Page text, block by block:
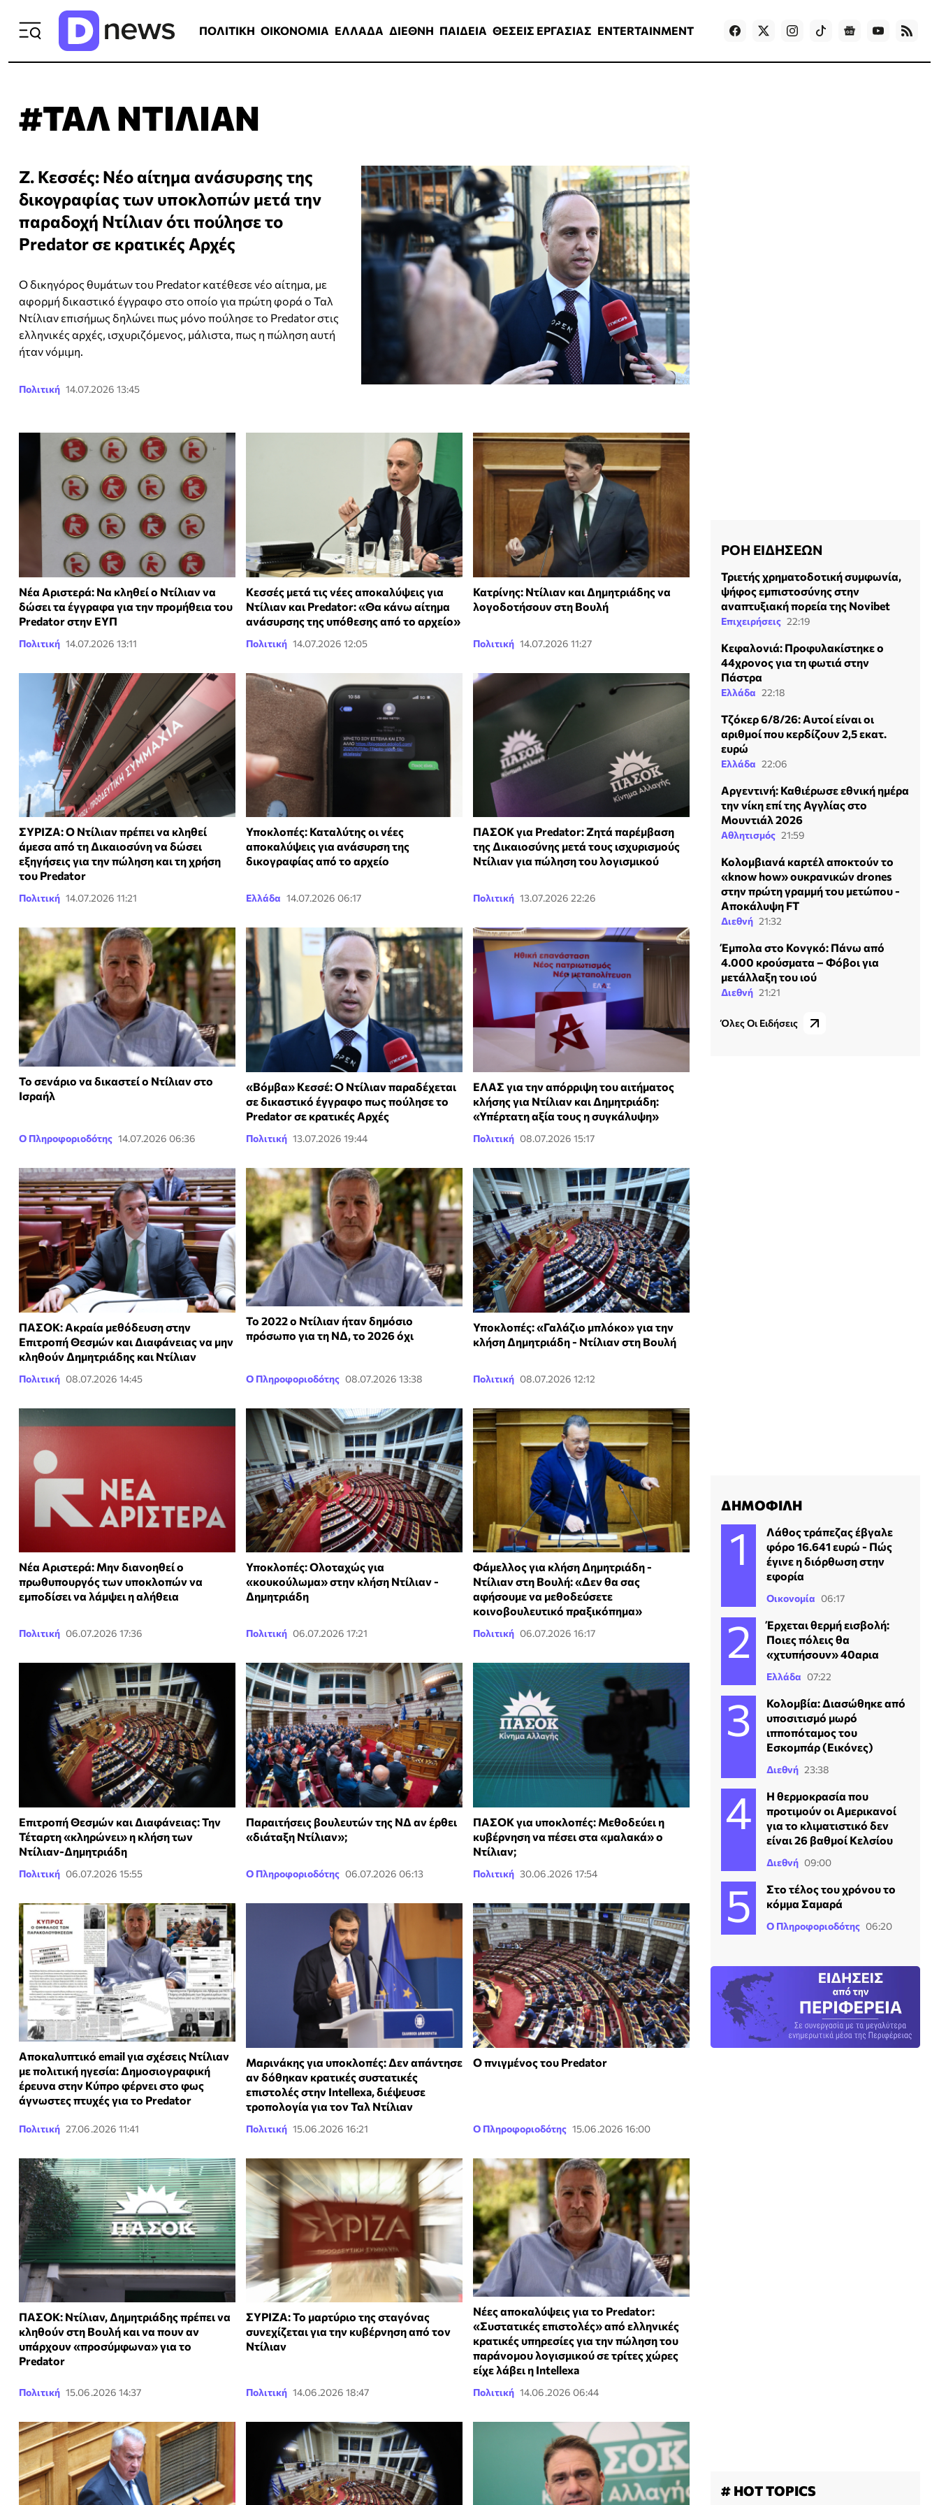
ΠΟΛΙΤΙΚΗ ΟΙΚΟΝΟΜΙΑ ΕΛΛΑΔΑ ΔΙΕΘΝΗ ΠΑΙΔΕΙΑ ΘΕΣΕΙΣ ΕΡΓΑΣΙΑΣ ENTERTAINMENT Games
#ΤΑΛ ΝΤΙΛΙΑΝ
Z. Κεσσές: Νέο αίτημα ανάσυρσης της
δικογραφίας των υποκλοπών μετά την
παραδοχή Ντίλιαν ότι πούλησε το
Predator σε κρατικές Αρχές
Ο δικηγόρος θυμάτων του Predator κατέθεσε νέο αίτημα, με
αφορμή δικαστικό έγγραφο στο οποίο για πρώτη φορά ο Ταλ
Ντίλιαν επισήμως δηλώνει πως μόνο πούλησε το Predator στις
ελληνικές αρχές, ισχυριζόμενος, μάλιστα, πως η πώληση αυτή
ήταν νόμιμη.
Πολιτική 14.07.2026 13:45
Νέα Αριστερά: Να κληθεί ο Ντίλιαν να
δώσει τα έγγραφα για την προμήθεια του
Predator στην ΕΥΠ
Πολιτική 14.07.2026 13:11
Κεσσές μετά τις νέες αποκαλύψεις για
Ντίλιαν και Predator: «Θα κάνω αίτημα
ανάσυρσης της υπόθεσης από το αρχείο»
Πολιτική 14.07.2026 12:05
Κατρίνης: Ντίλιαν και Δημητριάδης να
λογοδοτήσουν στη Βουλή
Πολιτική 14.07.2026 11:27
ΣΥΡΙΖΑ: Ο Ντίλιαν πρέπει να κληθεί
άμεσα από τη Δικαιοσύνη να δώσει
εξηγήσεις για την πώληση και τη χρήση
του Predator
Πολιτική 14.07.2026 11:21
Υποκλοπές: Καταλύτης οι νέες
αποκαλύψεις για ανάσυρση της
δικογραφίας από το αρχείο
Ελλάδα 14.07.2026 06:17
ΠΑΣΟΚ για Predator: Ζητά παρέμβαση
της Δικαιοσύνης μετά τους ισχυρισμούς
Ντίλιαν για πώληση του λογισμικού
Πολιτική 13.07.2026 22:26
Το σενάριο να δικαστεί ο Ντίλιαν στο
Ισραήλ
Ο Πληροφοριοδότης 14.07.2026 06:36
«Βόμβα» Κεσσέ: Ο Ντίλιαν παραδέχεται
σε δικαστικό έγγραφο πως πούλησε το
Predator σε κρατικές Αρχές
Πολιτική 13.07.2026 19:44
ΕΛΑΣ για την απόρριψη του αιτήματος
κλήσης για Ντίλιαν και Δημητριάδη:
«Υπέρτατη αξία τους η συγκάλυψη»
Πολιτική 08.07.2026 15:17
ΠΑΣΟΚ: Ακραία μεθόδευση στην
Επιτροπή Θεσμών και Διαφάνειας να μην
κληθούν Δημητριάδης και Ντίλιαν
Πολιτική 08.07.2026 14:45
Το 2022 ο Ντίλιαν ήταν δημόσιο
πρόσωπο για τη ΝΔ, το 2026 όχι
Ο Πληροφοριοδότης 08.07.2026 13:38
Υποκλοπές: «Γαλάζιο μπλόκο» για την
κλήση Δημητριάδη - Ντίλιαν στη Βουλή
Πολιτική 08.07.2026 12:12
Nέα Αριστερά: Μην διανοηθεί ο
πρωθυπουργός των υποκλοπών να
εμποδίσει να λάμψει η αλήθεια
Πολιτική 06.07.2026 17:36
Υποκλοπές: Ολοταχώς για
«κουκούλωμα» στην κλήση Ντίλιαν -
Δημητριάδη
Πολιτική 06.07.2026 17:21
Φάμελλος για κλήση Δημητριάδη -
Ντίλιαν στη Βουλή: «Δεν θα σας
αφήσουμε να μεθοδεύσετε
κοινοβουλευτικό πραξικόπημα»
Πολιτική 06.07.2026 16:17
Επιτροπή Θεσμών και Διαφάνειας: Την
Τέταρτη «κληρώνει» η κλήση των
Ντίλιαν-Δημητριάδη
Πολιτική 06.07.2026 15:55
Παραιτήσεις βουλευτών της ΝΔ αν έρθει
«διάταξη Ντίλιαν»;
Ο Πληροφοριοδότης 06.07.2026 06:13
ΠΑΣΟΚ για υποκλοπές: Μεθοδεύει η
κυβέρνηση να πέσει στα «μαλακά» ο
Ντίλιαν;
Πολιτική 30.06.2026 17:54
Αποκαλυπτικό email για σχέσεις Ντίλιαν
με πολιτική ηγεσία: Δημοσιογραφική
έρευνα στην Κύπρο φέρνει στο φως
άγνωστες πτυχές για το Predator
Πολιτική 27.06.2026 11:41
Μαρινάκης για υποκλοπές: Δεν απάντησε
αν δόθηκαν κρατικές συστατικές
επιστολές στην Intellexa, διέψευσε
τροπολογία για τον Ταλ Ντίλιαν
Πολιτική 15.06.2026 16:21
Ο πνιγμένος του Predator
Ο Πληροφοριοδότης 15.06.2026 16:00
ΠΑΣΟΚ: Ντίλιαν, Δημητριάδης πρέπει να
κληθούν στη Βουλή και να πουν αν
υπάρχουν «προσύμφωνα» για το
Predator
Πολιτική 15.06.2026 14:37
ΣΥΡΙΖΑ: Το μαρτύριο της σταγόνας
συνεχίζεται για την κυβέρνηση από τον
Ντίλιαν
Πολιτική 14.06.2026 18:47
Νέες αποκαλύψεις για το Predator:
«Συστατικές επιστολές» από ελληνικές
κρατικές υπηρεσίες για την πώληση του
παράνομου λογισμικού σε τρίτες χώρες
είχε λάβει η Intellexa
Πολιτική 14.06.2026 06:44
ΡΟΗ ΕΙΔΗΣΕΩΝ
Τριετής χρηματοδοτική συμφωνία,
ψήφος εμπιστοσύνης στην
αναπτυξιακή πορεία της Novibet
Επιχειρήσεις 22:19
Κεφαλονιά: Προφυλακίστηκε ο
44χρονος για τη φωτιά στην
Πάστρα
Ελλάδα 22:18
Τζόκερ 6/8/26: Αυτοί είναι οι
αριθμοί που κερδίζουν 2,5 εκατ.
ευρώ
Ελλάδα 22:06
Αργεντινή: Καθιέρωσε εθνική ημέρα
την νίκη επί της Αγγλίας στο
Μουντιάλ 2026
Αθλητισμός 21:59
Κολομβιανά καρτέλ αποκτούν το
«know how» ουκρανικών drones
στην πρώτη γραμμή του μετώπου -
Αποκάλυψη FT
Διεθνή 21:32
Έμπολα στο Κονγκό: Πάνω από
4.000 κρούσματα – Φόβοι για
μετάλλαξη του ιού
Διεθνή 21:21
Όλες Οι Ειδήσεις
ΔΗΜΟΦΙΛΗ
Λάθος τράπεζας έβγαλε
φόρο 16.641 ευρώ - Πώς
έγινε η διόρθωση στην
εφορία
Οικονομία 06:17
Έρχεται θερμή εισβολή:
Ποιες πόλεις θα
«χτυπήσουν» 40αρια
Ελλάδα 07:22
Κολομβία: Διασώθηκε από
υποσιτισμό μωρό
ιπποπόταμος του
Εσκομπάρ (Εικόνες)
Διεθνή 23:38
Η θερμοκρασία που
προτιμούν οι Αμερικανοί
για το κλιματιστικό δεν
είναι 26 βαθμοί Κελσίου
Διεθνή 09:00
Στο τέλος του χρόνου το
κόμμα Σαμαρά
Ο Πληροφοριοδότης 06:20
# HOT TOPICS